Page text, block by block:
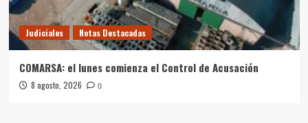
Judiciales Notas Destacadas
COMARSA: el lunes comienza el Control de Acusación
8 agosto, 2026 0